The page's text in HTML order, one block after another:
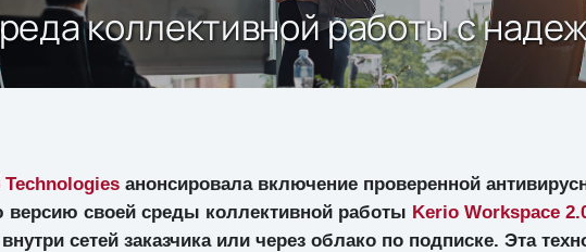
коллективной работы с
Technologiesанонсировала включение проверенной
версию своей среды коллективной работы Kerio Workspace
сетей заказчика или через облако по подписке. Эта